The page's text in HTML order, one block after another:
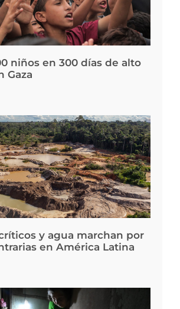
niños en 300 días de alto
Gaza
y agua marchan por
en América Latina